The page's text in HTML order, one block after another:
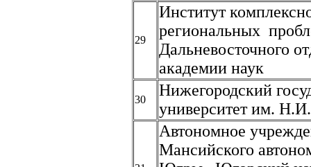
29
Институт
региональных
Дальневосточного
академии наук
30
Нижегородский
университет им.
Автономное
Мансийского